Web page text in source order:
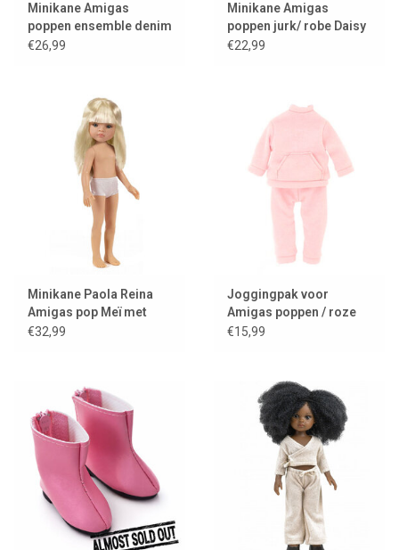
Minikane Amigas
poppen ensemble denim
short met flowered top
€26,99
Minikane Amigas
poppen jurk/ robe Daisy
Salambo
€22,99
Minikane Paola Reina
Amigas pop Meï met
onderbroekje
€32,99
Joggingpak voor
Amigas poppen / roze
€15,99